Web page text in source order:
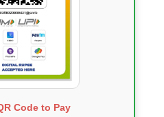
Code to Pay